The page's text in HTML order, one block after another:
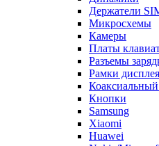
Держатели
Микросхемы
Камеры
Платы
Разъемы
Рамки дисплея
Кнопки
Samsung
Xiaomi
Huawei